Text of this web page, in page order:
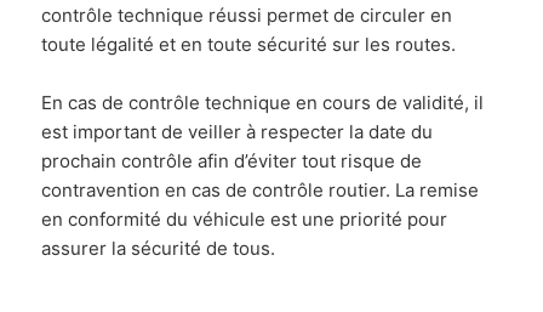
contrôle technique réussi permet de circuler en
toute légalité et en toute sécurité sur les routes.
En cas de contrôle technique en cours de validité, il
est important de veiller à respecter la date du
prochain contrôle afin d’éviter tout risque de
contravention en cas de contrôle routier. La remise
en conformité du véhicule est une priorité pour
assurer la sécurité de tous.